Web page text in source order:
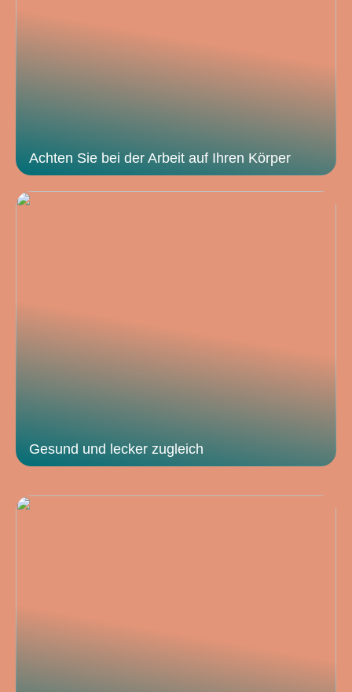
Achten Sie bei der Arbeit auf Ihren Körper
Gesund und lecker zugleich